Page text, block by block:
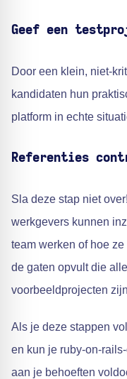
Geef een
Door een klein, niet-
kandidaten hun
platform in echte
Referenties
Sla deze stap niet
werkgevers kunnen
team werken of hoe
de gaten opvult die
voorbeeldprojecten
Als je deze stappen
en kun je ruby-on-
aan je behoeften